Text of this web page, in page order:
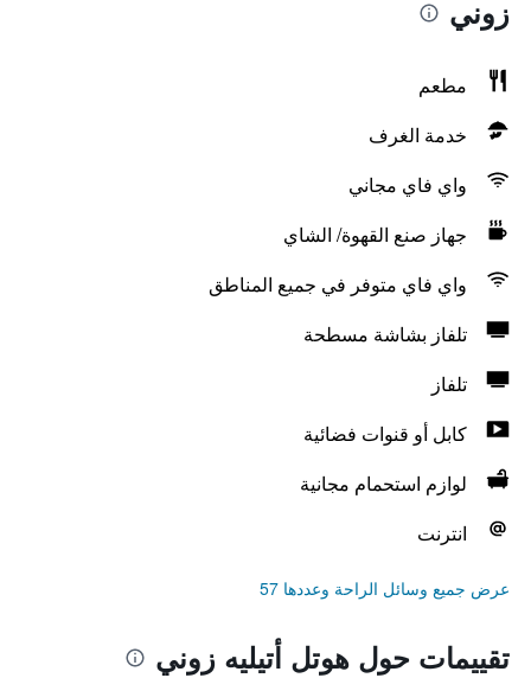
زوني
مطعم
خدمة الغرف
واي فاي مجاني
جهاز صنع القهوة/ الشاي
واي فاي متوفر في جميع المناطق
تلفاز بشاشة مسطحة
تلفاز
كابل أو قنوات فضائية
لوازم استحمام مجانية
انترنت
عرض جميع وسائل الراحة وعددها 57
تقييمات حول هوتل أتيليه زوني